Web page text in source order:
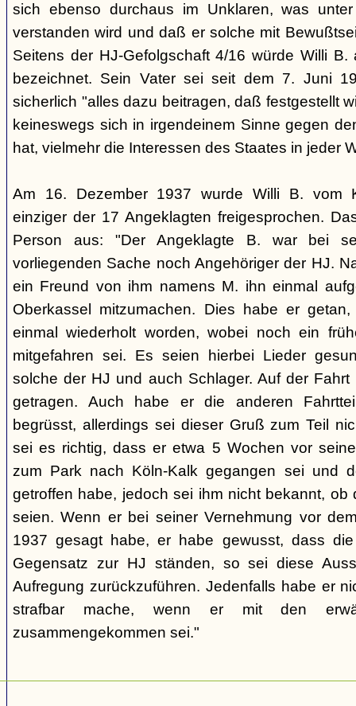
sich ebenso durchaus im Unklaren, was
verstanden wird und daß er solche mit
Seitens der HJ-Gefolgschaft 4/16 würde Willi B.
bezeichnet. Sein Vater sei seit dem 7. Juni
sicherlich "alles dazu beitragen, daß festgestellt
keineswegs sich in irgendeinem Sinne gegen
hat, vielmehr die Interessen des Staates in jeder
Am 16. Dezember 1937 wurde Willi B. vom
einziger der 17 Angeklagten freigesprochen.
Person aus: "Der Angeklagte B. war bei
vorliegenden Sache noch Angehöriger der HJ.
ein Freund von ihm namens M. ihn einmal
Oberkassel mitzumachen. Dies habe er
einmal wiederholt worden, wobei noch ein
mitgefahren sei. Es seien hierbei Lieder
solche der HJ und auch Schlager. Auf der
getragen. Auch habe er die anderen
begrüsst, allerdings sei dieser Gruß zum Teil
sei es richtig, dass er etwa 5 Wochen vor
zum Park nach Köln-Kalk gegangen sei und
getroffen habe, jedoch sei ihm nicht bekannt, ob
seien. Wenn er bei seiner Vernehmung vor
1937 gesagt habe, er habe gewusst, dass die
Gegensatz zur HJ ständen, so sei diese
Aufregung zurückzuführen. Jedenfalls habe er
strafbar mache, wenn er mit den
zusammengekommen sei."